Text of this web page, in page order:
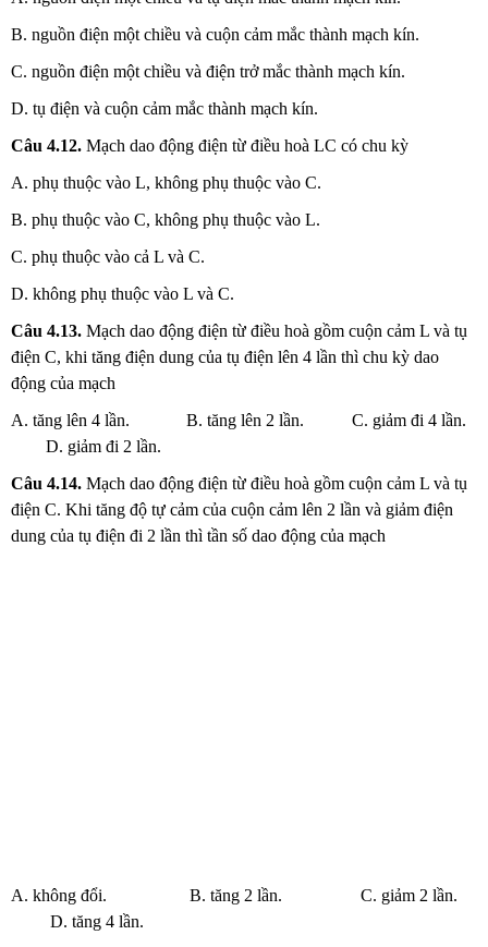
B. nguồn điện một chiều và cuộn cảm mắc thành mạch kín.
C. nguồn điện một chiều và điện trở mắc thành mạch kín.
D. tụ điện và cuộn cảm mắc thành mạch kín.
Câu 4.12. Mạch dao động điện từ điều hoà LC có chu kỳ
A. phụ thuộc vào L, không phụ thuộc vào C.
B. phụ thuộc vào C, không phụ thuộc vào L.
C. phụ thuộc vào cả L và C.
D. không phụ thuộc vào L và C.
Câu 4.13. Mạch dao động điện từ điều hoà gồm cuộn cảm L và tụ
điện C, khi tăng điện dung của tụ điện lên 4 lần thì chu kỳ dao
động của mạch
A. tăng lên 4 lần. B. tăng lên 2 lần. C. giảm đi 4 lần.
D. giảm đi 2 lần.
Câu 4.14. Mạch dao động điện từ điều hoà gồm cuộn cảm L và tụ
điện C. Khi tăng độ tự cảm của cuộn cảm lên 2 lần và giảm điện
dung của tụ điện đi 2 lần thì tần số dao động của mạch
A. không đổi. B. tăng 2 lần. C. giảm 2 lần.
D. tăng 4 lần.